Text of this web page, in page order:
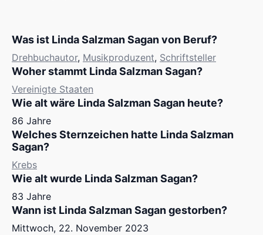
Was ist Linda Salzman Sagan von Beruf?
Drehbuchautor, Musikproduzent, Schriftsteller
Woher stammt Linda Salzman Sagan?
Vereinigte Staaten
Wie alt wäre Linda Salzman Sagan heute?
86 Jahre
Welches Sternzeichen hatte Linda Salzman
Sagan?
Krebs
Wie alt wurde Linda Salzman Sagan?
83 Jahre
Wann ist Linda Salzman Sagan gestorben?
Mittwoch, 22. November 2023